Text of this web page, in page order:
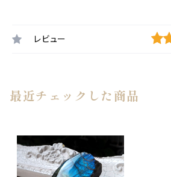
レビュー
最近チェックした商品